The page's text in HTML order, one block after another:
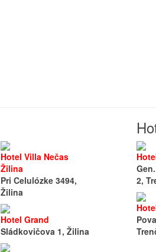
Hotel Villa Nečas
Žilina
Pri Celulózke 3494,
Žilina
Hotel Grand
Sládkovičova 1, Žilina
2,